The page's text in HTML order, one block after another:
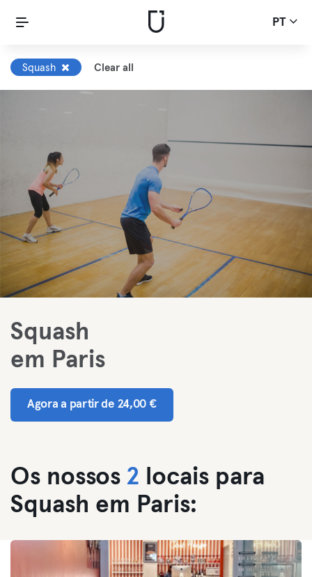
PT
Squash Clear all
Squash
em Paris
Agora a partir de 24,00 €
Os nossos 2 locais para
Squash em Paris: